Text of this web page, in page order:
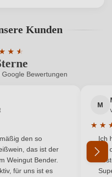
2025
Italien
werden. Bitte loggen Sie sich
Neuer Kunde?
mein Passwort vergessen
Kunden
★ ★
★
Bewertung von 4.7
Bewertungen
von 5 von 5 Sternen
den so
das ist der
Weingut Bender.
für uns ist es
M
★ ★
Ich
mit